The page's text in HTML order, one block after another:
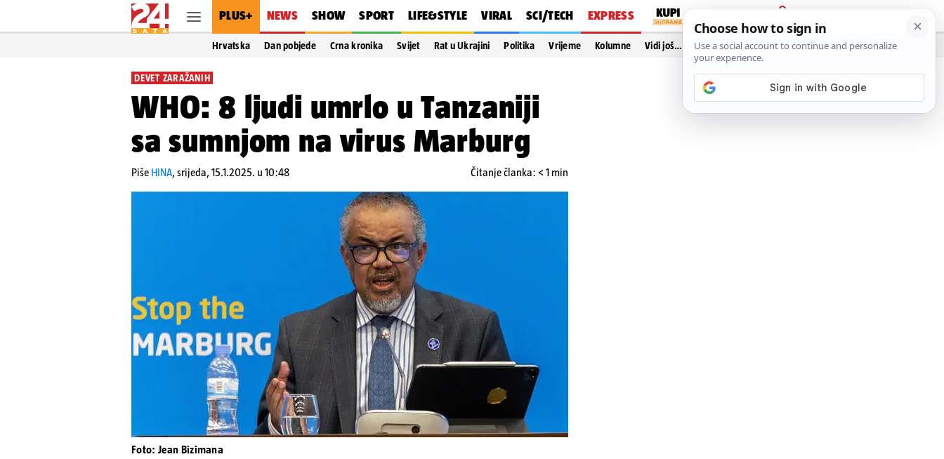
PLUS+ NEWS SHOW SPORT LIFE&STYLE VIRAL SCI/TECH EXPRESS
PRIJAVA
Hrvatska Dan pobjede Crna kronika Svijet Rat u Ukrajini Politika Vrijeme Kolumne Vidi još…
DEVET ZARAŽANIH
WHO: 8 ljudi umrlo u Tanzaniji
sa sumnjom na virus Marburg
Piše HINA,srijeda, 15.1.2025. u 10:48 Čitanje članka: < 1 min
Foto: Jean Bizimana